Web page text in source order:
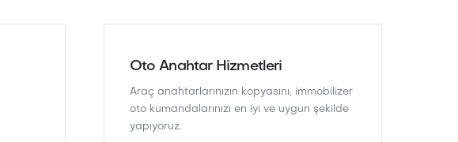
Oto Anahtar Hizmetleri
Araç anahtarlarınızın kopyasını, immobilizer
oto kumandalarınızı en iyi ve uygun şekilde
yapıyoruz.